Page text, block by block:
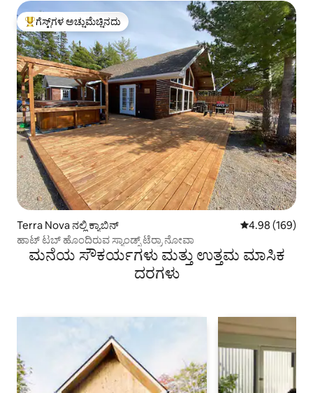
ಗೆಸ್ಟ್‌ಗಳಿಗೆ ಅತಿ ಹೆಚ್ಚು ಅಚ್ಚುಮೆಚ್ಚಿನದು
ಗೆಸ್ಟ್‌ಗಳ ಅಚ್ಚುಮೆಚ್ಚಿನದು
Terra Nova ನಲ್ಲಿ ಕ್ಯಾಬಿನ್ 5 ರಲ್ಲಿ 4.98
4.98 (169)
ಹಾಟ್ ಟಬ್ ಹೊಂದಿರುವ ಸ್ಯಾಂಡ್ಸ್ ಟೆರ್ರಾ ನೋವಾ
ಮನೆಯ ಸೌಕರ್ಯಗಳು ಮತ್ತು ಉತ್ತಮ ಮಾಸಿಕ
ದರಗಳು